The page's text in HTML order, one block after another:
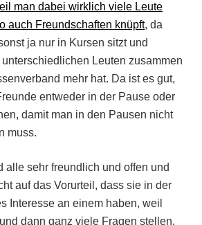
man dabei wirklich viele Leute
auch Freundschaften knüpft, da
ja nur in Kursen sitzt und
Leuten zusammen
mehr hat. Da ist es gut,
entweder in der Pause oder
damit man in den Pausen nicht
muss.
alle sehr freundlich und offen und
auf das Vorurteil, dass sie in der
Interesse an einem haben, weil
dann ganz viele Fragen stellen,